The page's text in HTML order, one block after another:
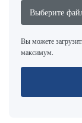
Выберите
Вы можете
максимум.